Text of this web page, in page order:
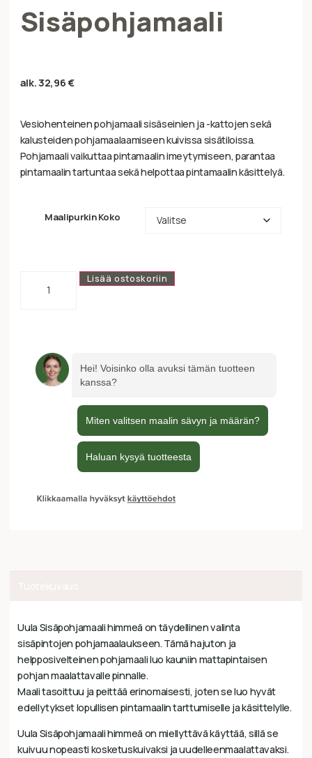
Sisäpohjamaali
alk.32,96€
Vesiohenteinen pohjamaali sisäseinien ja -kattojen sekä
kalusteiden pohjamaalaamiseen kuivissa sisätiloissa.
Pohjamaali vaikuttaa pintamaalin imeytymiseen, parantaa
pintamaalin tartuntaa sekä helpottaa pintamaalin käsittelyä.
Maalipurkin Koko
Lisää ostoskoriin
Uula Sisäpohjamaali himmeä on täydellinen valinta
sisäpintojen pohjamaalaukseen. Tämä hajuton ja
helpposivelteinen pohjamaali luo kauniin mattapintaisen
pohjan maalattavalle pinnalle.
Maali tasoittuu ja peittää erinomaisesti, joten se luo hyvät
edellytykset lopullisen pintamaalin tarttumiselle ja käsittelylle.
Uula Sisäpohjamaali himmeä on miellyttävä käyttää, sillä se
kuivuu nopeasti kosketuskuivaksi ja uudelleenmaalattavaksi.